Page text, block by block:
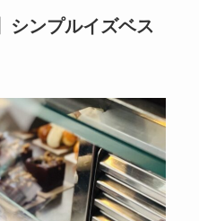
シンプルイズベス